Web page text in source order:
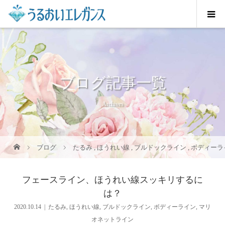
ブログ記事一覧
Archives
ブログ たるみ ,ほうれい線 ,ブルドックライン ,ボディー
フェースライン、ほうれい線スッキリするに
は？
2020.10.14 たるみ, ほうれい線, ブルドックライン, ボディーライン, マリ
オネットライン